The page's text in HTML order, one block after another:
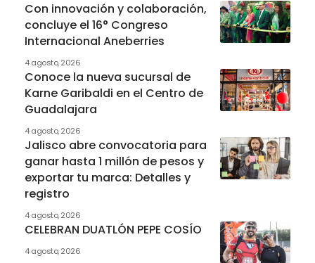
Con innovación y colaboración,
concluye el 16° Congreso
Internacional Aneberries
4 agosto, 2026
Conoce la nueva sucursal de
Karne Garibaldi en el Centro de
Guadalajara
4 agosto, 2026
Jalisco abre convocatoria para
ganar hasta 1 millón de pesos y
exportar tu marca: Detalles y
registro
4 agosto, 2026
CELEBRAN DUATLÓN PEPE COSÍO
4 agosto, 2026